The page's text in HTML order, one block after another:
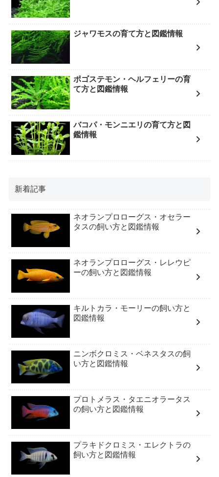
ジャワモスの育て方と図鑑情報
ポゴステモン・ヘルフェリーの育
て方と図鑑情報
バコパ・モンニエリの育て方と図
鑑情報
新着記事
ネオランプロローグス・オセラー
タスの飼い方と図鑑情報
ネオランプロローグス・レレウピ
ーの飼い方と図鑑情報
キルトカラ・モーリーの飼い方と
図鑑情報
ニンボクロミス・ベネスタスの飼
い方と図鑑情報
プロトメラス・タエニオラータス
の飼い方と図鑑情報
プラキドクロミス・エレクトラの
飼い方と図鑑情報